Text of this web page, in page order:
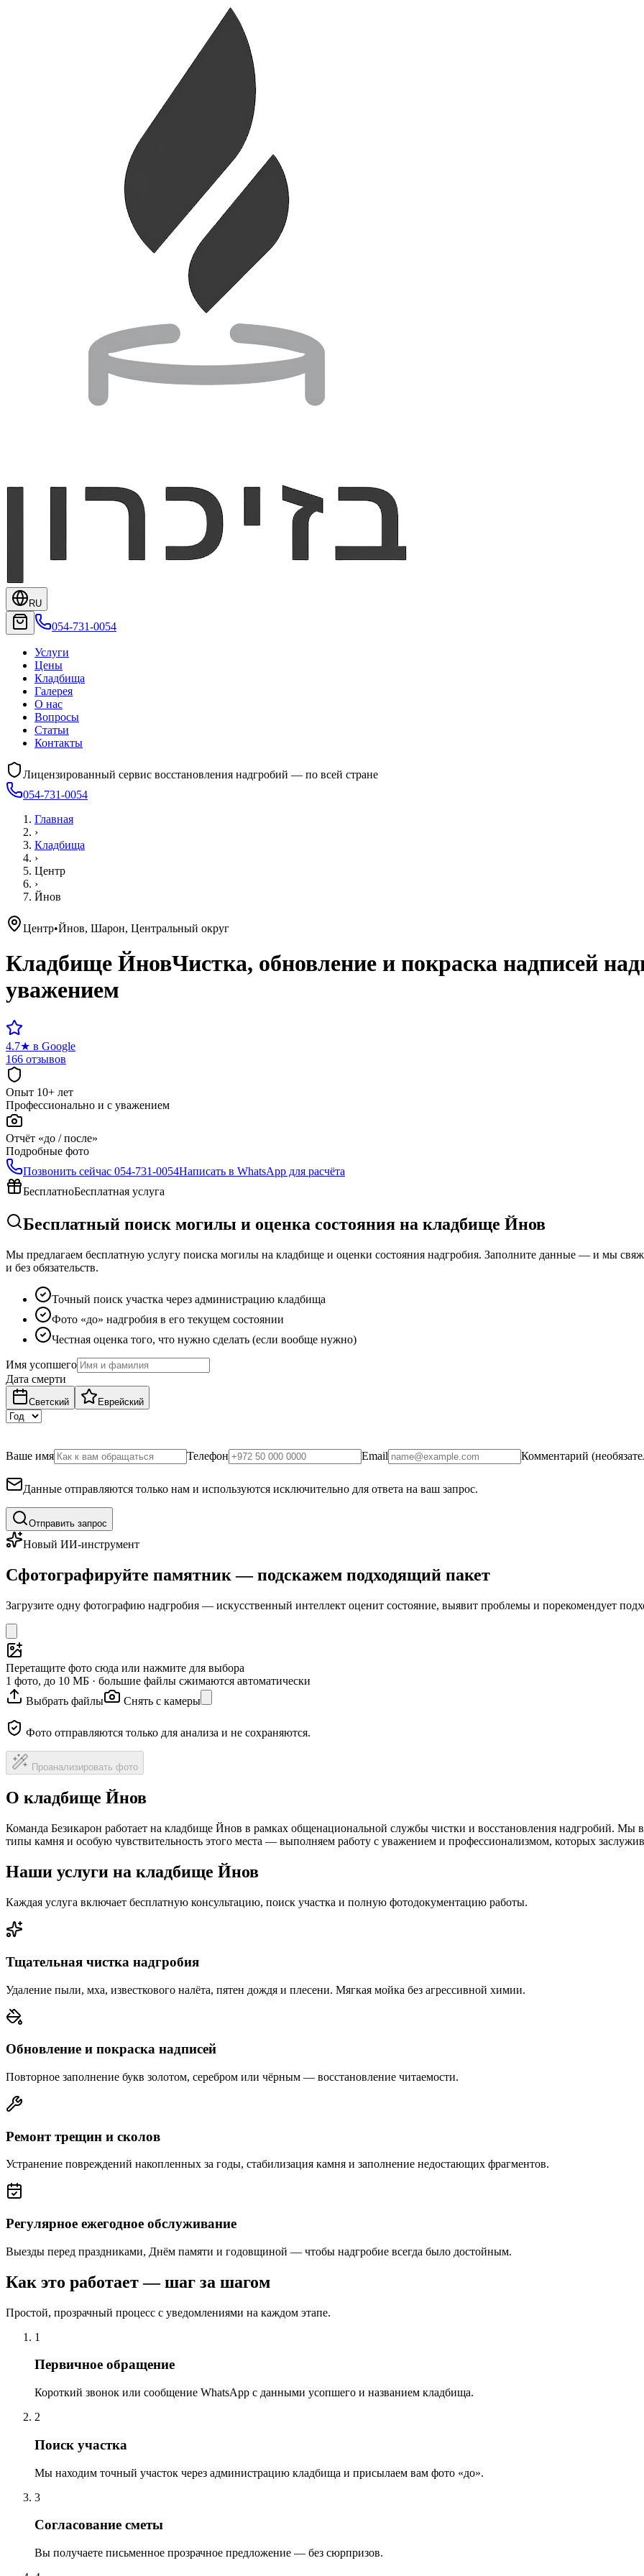
RU
054-731-0054
Услуги
Цены
Кладбища
Галерея
О нас
Вопросы
Статьи
Контакты
Лицензированный сервис восстановления надгробий — по всей стране
054-731-0054
Главная
›
Кладбища
›
Центр
›
Йнов
Центр•Йнов, Шарон, Центральный округ
Кладбище ЙновЧистка, обновление и покраска надписей
уважением
4.7★ в Google
166 отзывов
Опыт 10+ лет
Профессионально и с уважением
Отчёт «до / после»
Подробные фото
Позвонить сейчас 054-731-0054Написать в WhatsApp для расчёта
БесплатноБесплатная услуга
Бесплатный поиск могилы и оценка состояния на кладбище Йнов
Мы предлагаем бесплатную услугу поиска могилы на кладбище и оценки состояния надгробия. Заполните данные — и мы
и без обязательств.
Точный поиск участка через администрацию кладбища
Фото «до» надгробия в его текущем состоянии
Честная оценка того, что нужно сделать (если вообще нужно)
Имя усопшего
Дата смерти
Светский Еврейский
Ваше имя Телефон Email Комментарий
Данные отправляются только нам и используются исключительно для ответа на ваш запрос.
Отправить запрос
Новый ИИ-инструмент
Сфотографируйте памятник — подскажем подходящий пакет
Загрузите одну фотографию надгробия — искусственный интеллект оценит состояние, выявит проблемы и порекомендует
Перетащите фото сюда или нажмите для выбора
1 фото, до 10 МБ · большие файлы сжимаются автоматически
Выбрать файлы
Снять с камеры
Фото отправляются только для анализа и не сохраняются.
Проанализировать фото
О кладбище Йнов
Команда Безикарон работает на кладбище Йнов в рамках общенациональной службы чистки и восстановления надгробий. Мы
типы камня и особую чувствительность этого места — выполняем работу с уважением и профессионализмом, которых
Наши услуги на кладбище Йнов
Каждая услуга включает бесплатную консультацию, поиск участка и полную фотодокументацию работы.
Тщательная чистка надгробия
Удаление пыли, мха, известкового налёта, пятен дождя и плесени. Мягкая мойка без агрессивной химии.
Обновление и покраска надписей
Повторное заполнение букв золотом, серебром или чёрным — восстановление читаемости.
Ремонт трещин и сколов
Устранение повреждений накопленных за годы, стабилизация камня и заполнение недостающих фрагментов.
Регулярное ежегодное обслуживание
Выезды перед праздниками, Днём памяти и годовщиной — чтобы надгробие всегда было достойным.
Как это работает — шаг за шагом
Простой, прозрачный процесс с уведомлениями на каждом этапе.
1
Первичное обращение
Короткий звонок или сообщение WhatsApp с данными усопшего и названием кладбища.
2
Поиск участка
Мы находим точный участок через администрацию кладбища и присылаем вам фото «до».
3
Согласование сметы
Вы получаете письменное прозрачное предложение — без сюрпризов.